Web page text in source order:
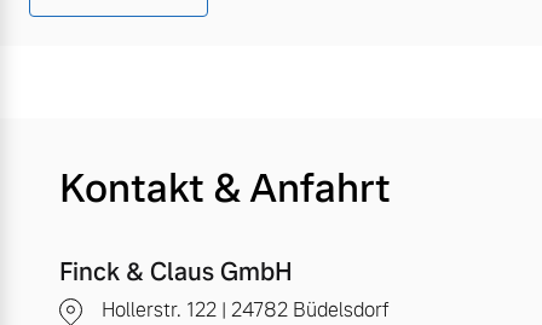
Kontakt & Anfahrt
Finck & Claus GmbH
Hollerstr. 122 | 24782 Büdelsdorf